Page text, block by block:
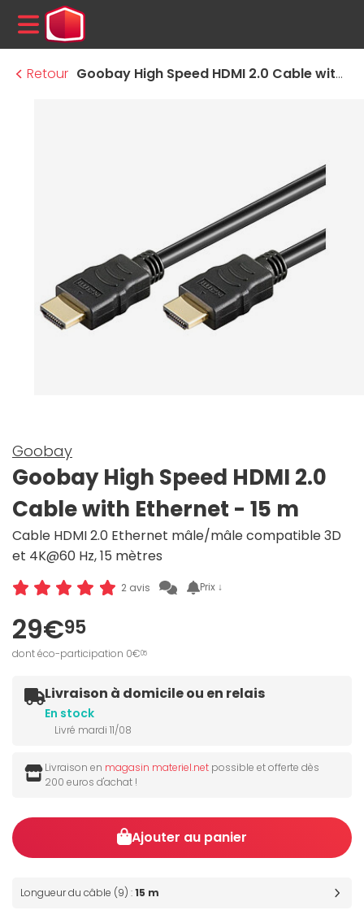
MENU
Retour
Goobay High Speed HDMI 2.0 Cable with Ethernet - 15 m
Goobay
Goobay High Speed HDMI 2.0
Cable with Ethernet - 15 m
Cable HDMI 2.0 Ethernet mâle/mâle compatible 3D
et 4K@60 Hz, 15 mètres
2 avis Prix ↓
29€95
dont éco-participation 0€05
Livraison à domicile ou en relais
En stock
Livré mardi 11/08
Livraison en magasin materiel.net possible et offerte dès
200 euros d'achat !
Ajouter au panier
Longueur du câble (9) :15 m